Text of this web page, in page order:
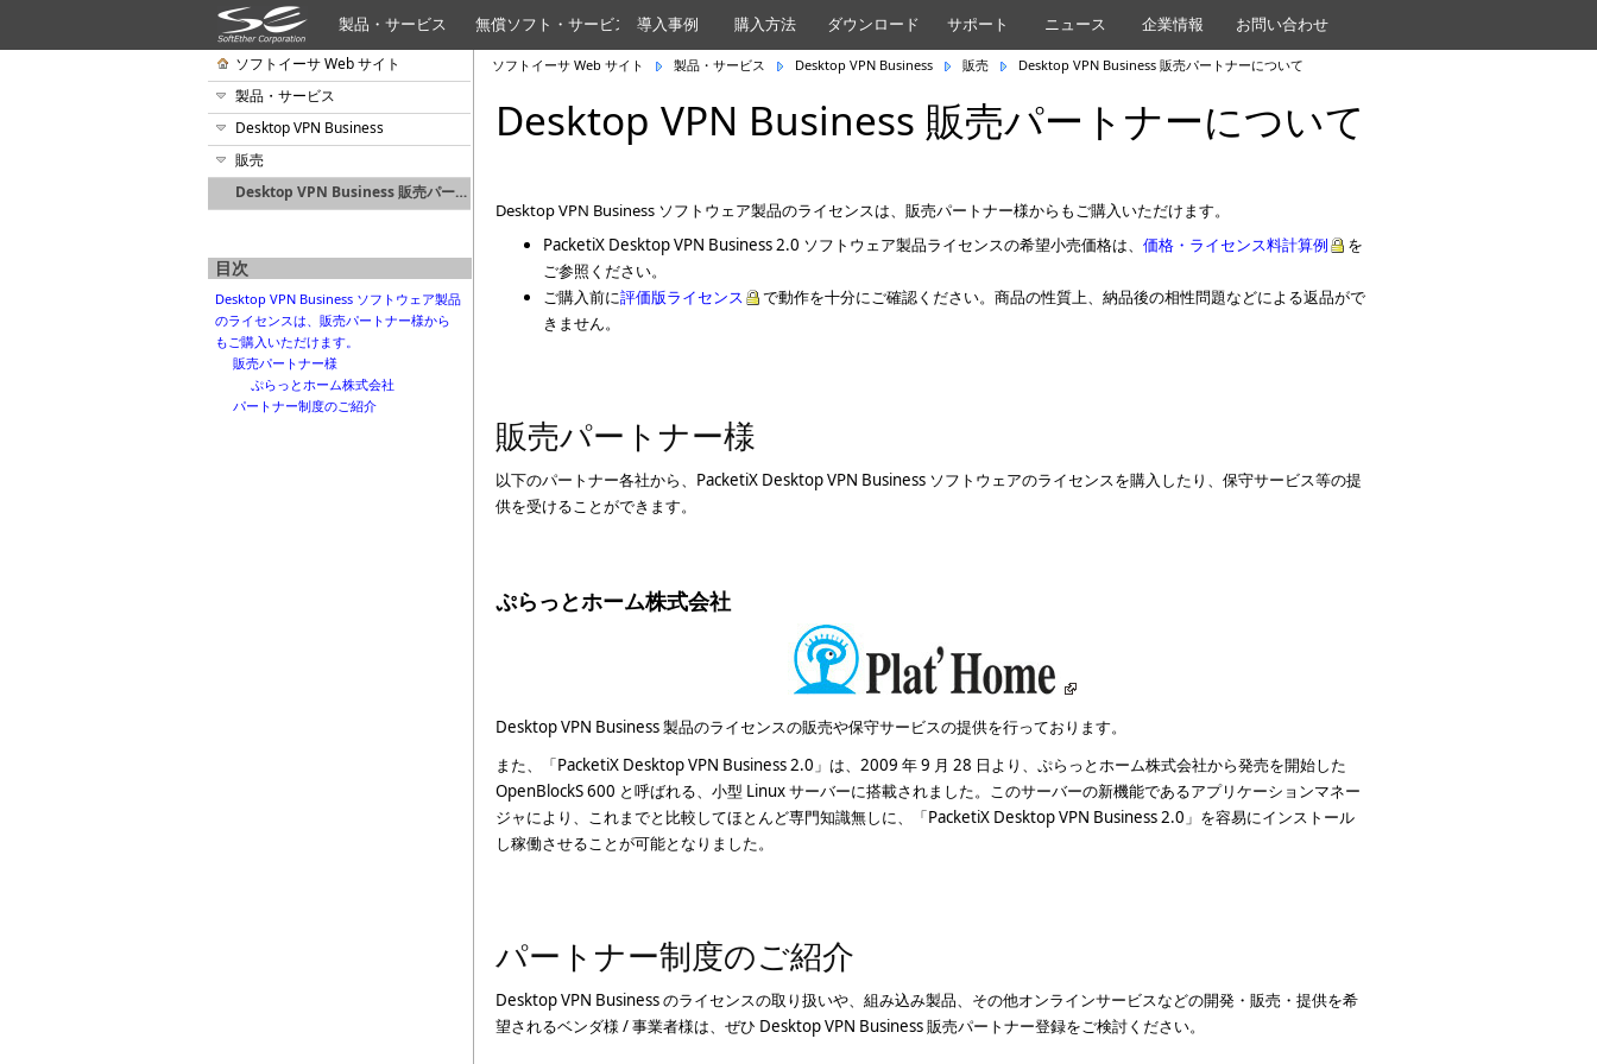
製品・サービス 無償ソフト・サービス 導入事例 購入方法 ダウンロード サポート ニュース 企業情報 お問い合わせ
ソフトイーサ Web サイト
製品・サービス
Desktop VPN Business
販売
Desktop VPN Business 販売パートナーについて
目次
Desktop VPN Business ソフトウェア製品
のライセンスは、販売パートナー様から
もご購入いただけます。
販売パートナー様
ぷらっとホーム株式会社
パートナー制度のご紹介
ソフトイーサ Web サイト 製品・サービス Desktop VPN Business 販売 Desktop VPN Business 販売パートナーについて
Desktop VPN Business 販売パートナーについて
Desktop VPN Business ソフトウェア製品のライセンスは、販売パートナー様からもご購入いただけます。
PacketiX Desktop VPN Business 2.0 ソフトウェア製品ライセンスの希望小売価格は、 価格・ライセンス料計算例
を
ご参照ください。
ご購入前に評価版ライセンス
で動作を十分にご確認ください。商品の性質上、納品後の相性問題などによる返品がで
きません。
販売パートナー様
以下のパートナー各社から、PacketiX Desktop VPN Business ソフトウェアのライセンスを購入したり、保守サービス等の提
供を受けることができます。
ぷらっとホーム株式会社
Desktop VPN Business 製品のライセンスの販売や保守サービスの提供を行っております。
また、「PacketiX Desktop VPN Business 2.0」は、2009 年 9 月 28 日より、ぷらっとホーム株式会社から発売を開始した
OpenBlockS 600 と呼ばれる、小型 Linux サーバーに搭載されました。このサーバーの新機能であるアプリケーションマネー
ジャにより、これまでと比較してほとんど専門知識無しに、「PacketiX Desktop VPN Business 2.0」を容易にインストール
し稼働させることが可能となりました。
パートナー制度のご紹介
Desktop VPN Business のライセンスの取り扱いや、組み込み製品、その他オンラインサービスなどの開発・販売・提供を希
望されるベンダ様 / 事業者様は、ぜひ Desktop VPN Business 販売パートナー登録をご検討ください。